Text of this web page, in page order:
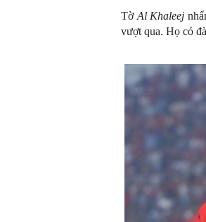
Tờ Al Khaleej
vượt qua. Họ có